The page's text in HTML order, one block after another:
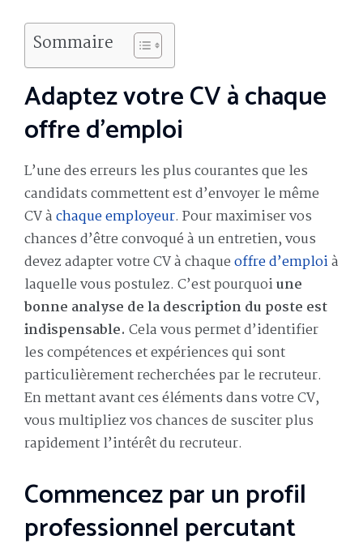
Sommaire
Adaptez votre CV à chaque
offre d’emploi
L’une des erreurs les plus courantes que les
candidats commettent est d’envoyer le même
CV àchaque employeur. Pour maximiser vos
chances d’être convoqué à un entretien, vous
devez adapter votre CV à chaqueoffre d’emploià
laquelle vous postulez. C’est pourquoiune
bonne analyse de la description du poste est
indispensable. Cela vous permet d’identifier
les compétences et expériences qui sont
particulièrement recherchées par le recruteur.
En mettant avant ces éléments dans votre CV,
vous multipliez vos chances de susciter plus
rapidement l’intérêt du recruteur.
Commencez par un profil
professionnel percutant